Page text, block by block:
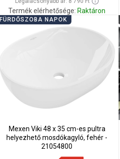
Termék elérhetősége: Raktáron
Kosárba
FÜRDŐSZOBA NAPOK
Mexen Viki 48 x 35 cm-es pultra
helyezhető mosdókagyló, fehér -
21054800